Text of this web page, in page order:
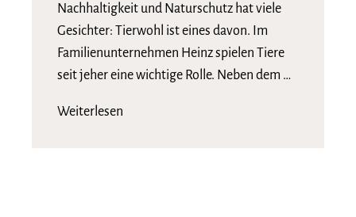
Nachhaltigkeit und Naturschutz hat viele
Gesichter: Tierwohl ist eines davon. Im
Familienunternehmen Heinz spielen Tiere
seit jeher eine wichtige Rolle. Neben dem …
Weiterlesen